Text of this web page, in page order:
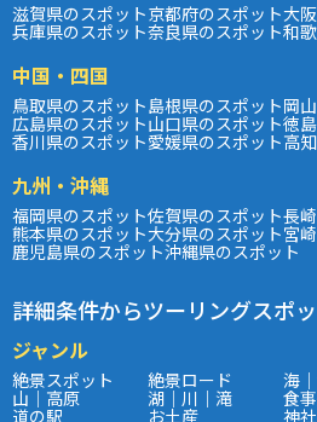
滋賀県のスポット京都府のスポット大
兵庫県のスポット奈良県のスポット和
中国・四国
鳥取県のスポット島根県のスポット岡
広島県のスポット山口県のスポット徳
香川県のスポット愛媛県のスポット高
九州・沖縄
福岡県のスポット佐賀県のスポット長
熊本県のスポット大分県のスポット宮
鹿児島県のスポット沖縄県のスポット
詳細条件からツーリングスポ
ジャンル
絶景スポット 絶景ロード 海
山｜高原 湖｜川｜滝 食
道の駅 お土産 神